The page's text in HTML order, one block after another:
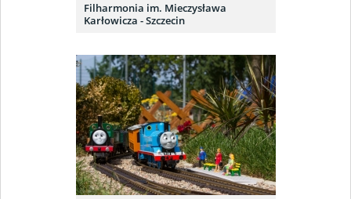
Filharmonia im. Mieczysława
Karłowicza - Szczecin